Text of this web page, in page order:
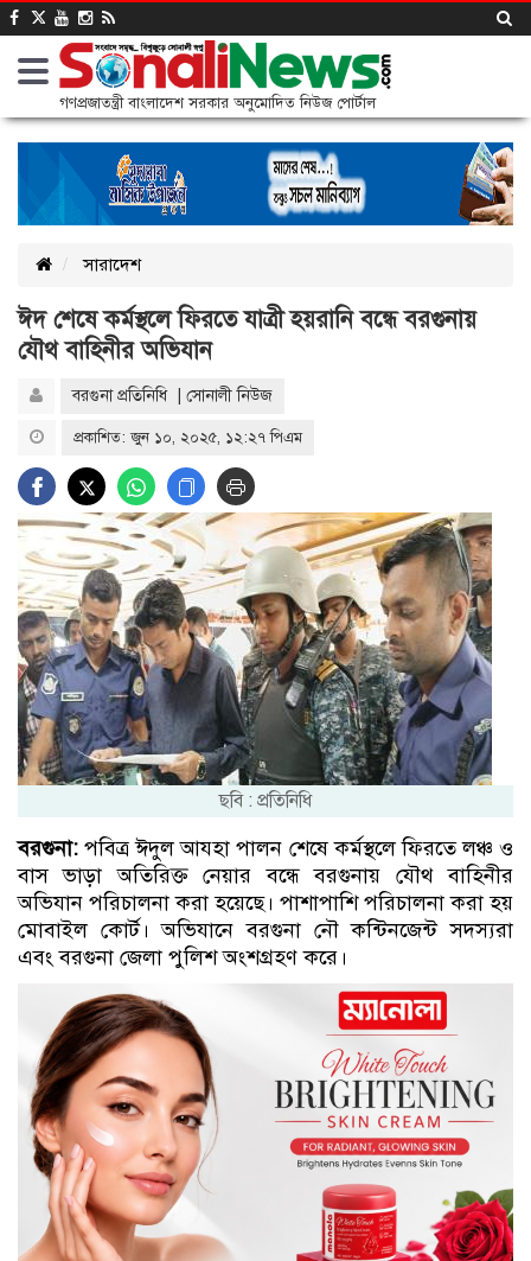
গণপ্রজাতন্ত্রী বাংলাদেশ সরকার অনুমোদিত নিউজ পোর্টাল
সারাদেশ
ঈদ শেষে কর্মস্থলে ফিরতে যাত্রী হয়রানি বন্ধে বরগুনায়
যৌথ বাহিনীর অভিযান
বরগুনা প্রতিনিধি | সোনালী নিউজ
প্রকাশিত: জুন ১০, ২০২৫, ১২:২৭ পিএম
ছবি : প্রতিনিধি
বরগুনা: পবিত্র ঈদুল আযহা পালন শেষে কর্মস্থলে ফিরতে লঞ্চ ও
বাস ভাড়া অতিরিক্ত নেয়ার বন্ধে বরগুনায় যৌথ বাহিনীর
অভিযান পরিচালনা করা হয়েছে। পাশাপাশি পরিচালনা করা হয়
মোবাইল কোর্ট। অভিযানে বরগুনা নৌ কন্টিনজেন্ট সদস্যরা
এবং বরগুনা জেলা পুলিশ অংশগ্রহণ করে।